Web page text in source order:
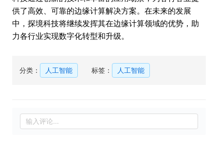
供了高效、可靠的边缘计算解决方案。在未来的发展
中，探境科技将继续发挥其在边缘计算领域的优势，助
力各行业实现数字化转型和升级。
分类： 人工智能 标签： 人工智能